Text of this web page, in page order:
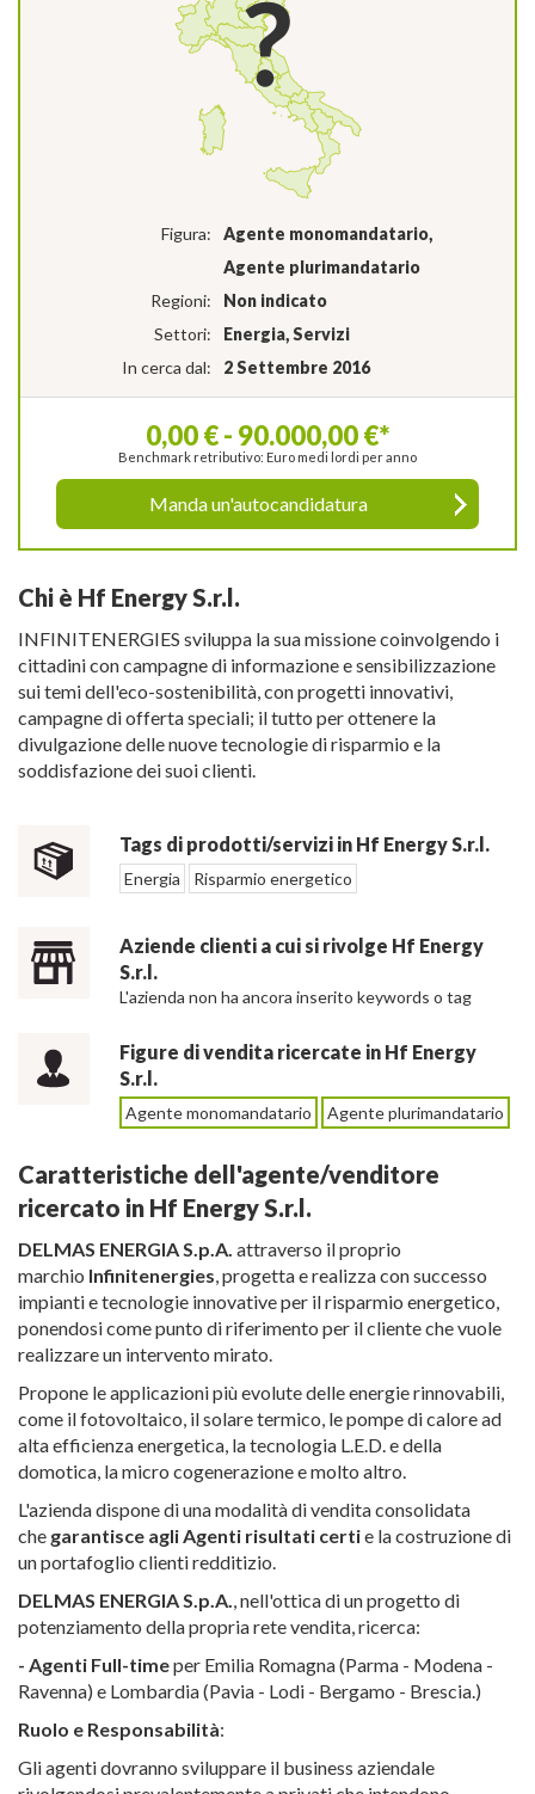
Figura:
Agente monomandatario,
Agente plurimandatario
Regioni:
Non indicato
Settori:
Energia, Servizi
In cerca dal:
2 Settembre 2016
0,00 € - 90.000,00 €*
Benchmark retributivo: Euro medi lordi per anno
Manda un'autocandidatura
Chi è Hf Energy S.r.l.
INFINITENERGIES sviluppa la sua missione coinvolgendo i
cittadini con campagne di informazione e sensibilizzazione
sui temi dell'eco-sostenibilità, con progetti innovativi,
campagne di offerta speciali; il tutto per ottenere la
divulgazione delle nuove tecnologie di risparmio e la
soddisfazione dei suoi clienti.
Tags di prodotti/servizi in Hf Energy S.r.l.
Energia Risparmio energetico
Aziende clienti a cui si rivolge Hf Energy
S.r.l.
L'azienda non ha ancora inserito keywords o tag
Figure di vendita ricercate in Hf Energy
S.r.l.
Agente monomandatario Agente plurimandatario
Caratteristiche dell'agente/venditore
ricercato in Hf Energy S.r.l.
DELMAS ENERGIA S.p.A. attraverso il proprio
marchio Infinitenergies, progetta e realizza con successo
impianti e tecnologie innovative per il risparmio energetico,
ponendosi come punto di riferimento per il cliente che vuole
realizzare un intervento mirato.
Propone le applicazioni più evolute delle energie rinnovabili,
come il fotovoltaico, il solare termico, le pompe di calore ad
alta efficienza energetica, la tecnologia L.E.D. e della
domotica, la micro cogenerazione e molto altro.
L'azienda dispone di una modalità di vendita consolidata
che garantisce agli Agenti risultati certie la costruzione di
un portafoglio clienti redditizio.
DELMAS ENERGIA S.p.A., nell'ottica di un progetto di
potenziamento della propria rete vendita, ricerca:
- Agenti Full-timeper Emilia Romagna (Parma - Modena -
Ravenna) e Lombardia (Pavia - Lodi - Bergamo - Brescia.)
Ruolo e Responsabilità:
Gli agenti dovranno sviluppare il business aziendale